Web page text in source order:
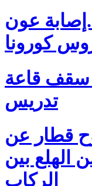
عون
كورونا
سقف قاعة
تدريس
قطار عن
الهلع بين
الركاب